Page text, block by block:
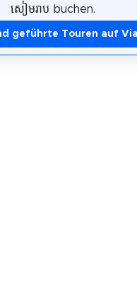
សៀមរាប buchen.
geführte Touren auf